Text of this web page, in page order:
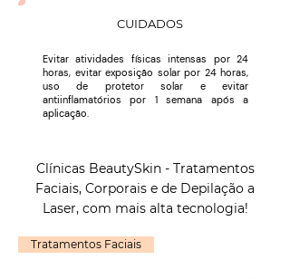
CUIDADOS
Evitar atividades físicas intensas por 24
horas, evitar exposição solar por 24 horas,
uso de protetor solar e evitar
antiinflamatórios por 1 semana após a
aplicação.
Clínicas BeautySkin - Tratamentos
Faciais, Corporais e de Depilação a
Laser, com mais alta tecnologia!
Tratamentos Faciais